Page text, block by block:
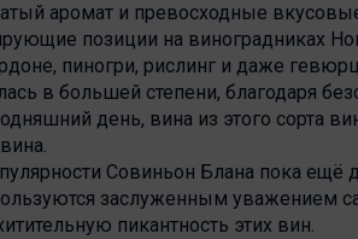
аромат и превосходные вкусовые
позиции на виноградниках
пиногри, рислинг и даже
в большей степени, благодаря
день, вина из этого сорта
Совиньон Блана пока ещё
заслуженным уважением
пикантность этих вин.